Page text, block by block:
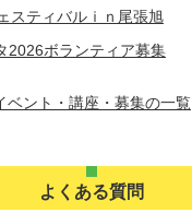
スティバルｉｎ尾張旭
2026ボランティア募集
ベント・講座・募集の一覧
よくある質問